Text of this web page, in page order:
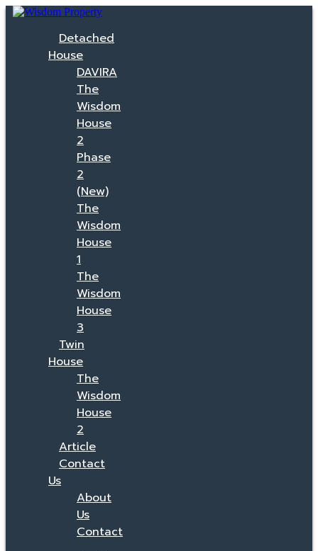
Detached
House
DAVIRA
The
Wisdom
House
2
Phase
2
(New)
The
Wisdom
House
1
The
Wisdom
House
3
Twin
House
The
Wisdom
House
2
Article
Contact
Us
About
Us
Contact